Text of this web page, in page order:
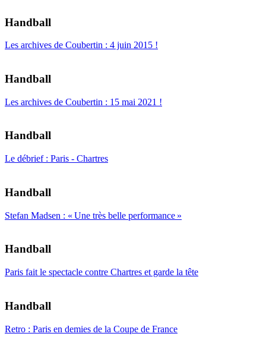
Handball
Les archives de Coubertin : 4 juin 2015 !
Handball
Les archives de Coubertin : 15 mai 2021 !
Handball
Le débrief : Paris - Chartres
Handball
Stefan Madsen : « Une très belle performance »
Handball
Paris fait le spectacle contre Chartres et garde la tête
Handball
Retro : Paris en demies de la Coupe de France